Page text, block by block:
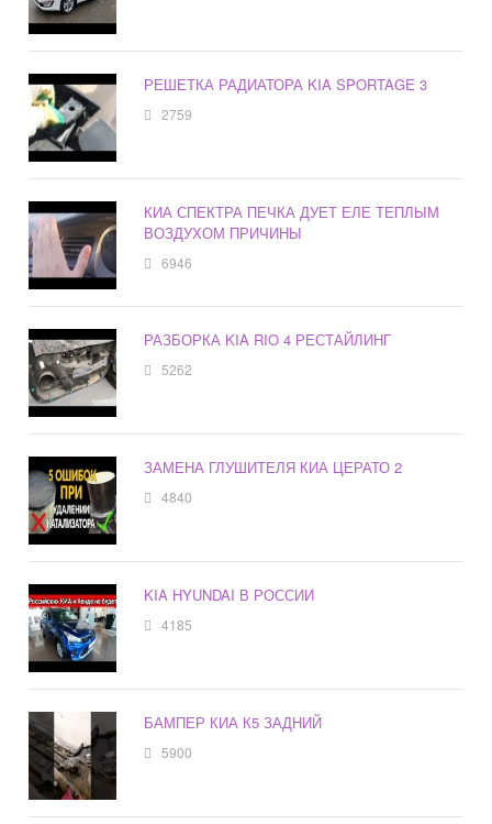
РЕШЕТКА РАДИАТОРА KIA SPORTAGE 3
2759
КИА СПЕКТРА ПЕЧКА ДУЕТ ЕЛЕ ТЕПЛЫМ
ВОЗДУХОМ ПРИЧИНЫ
6946
РАЗБОРКА KIA RIO 4 РЕСТАЙЛИНГ
5262
ЗАМЕНА ГЛУШИТЕЛЯ КИА ЦЕРАТО 2
4840
KIA HYUNDAI В РОССИИ
4185
БАМПЕР КИА К5 ЗАДНИЙ
5900